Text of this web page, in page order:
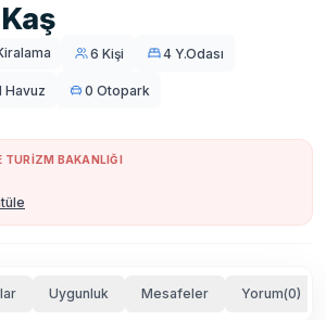
6 Kişi 4 Y.Odası
Havuz 0 Otopark
TURİZM BAKANLIĞI
Uygunluk Mesafeler Yorum(0)